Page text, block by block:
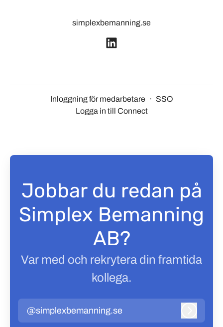
simplexbemanning.se
Inloggning för medarbetare · SSO
Logga in till Connect
Jobbar du redan på
Simplex Bemanning
AB?
Var med och rekrytera din framtida
kollega.
@simplexbemanning.se